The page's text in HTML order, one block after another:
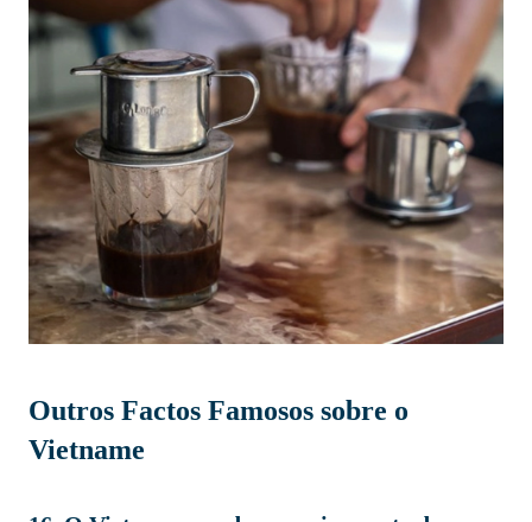
Outros Factos Famosos sobre o
Vietname